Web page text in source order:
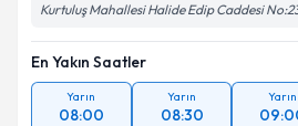
Kurtuluş Mahallesi Halide Edip Caddesi
En Yakın Saatler
Yarın
08:00
Yarın
08:30
Yarın